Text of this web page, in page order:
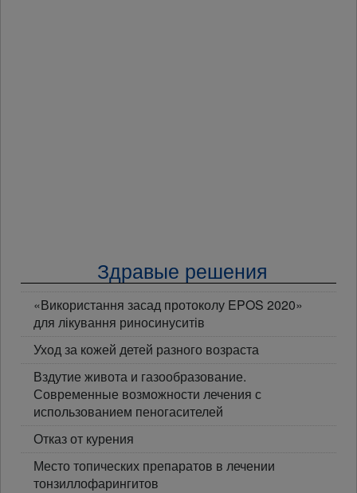
Здравые решения
«Використання засад протоколу EPOS 2020»
для лікування риносинуситів
Уход за кожей детей разного возраста
Вздутие живота и газообразование.
Современные возможности лечения с
использованием пеногасителей
Отказ от курения
Место топических препаратов в лечении
тонзиллофарингитов